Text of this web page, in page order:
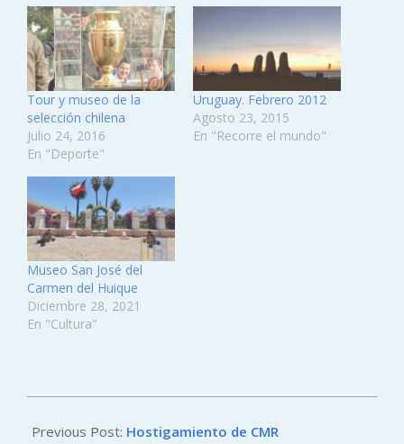
Tour y museo de la
selección chilena
Julio 24, 2016
En "Deporte"
Uruguay. Febrero 2012
Agosto 23, 2015
En "Recorre el mundo"
Museo San José del
Carmen del Huique
Diciembre 28, 2021
En "Cultura"
07-
Previous Post: Hostigamiento de CMR